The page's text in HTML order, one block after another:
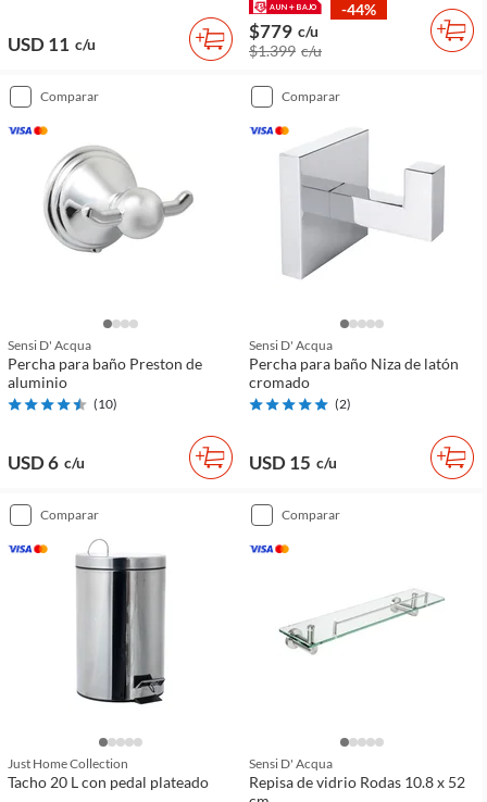
USD 11 c/u
-44%
$779 c/u
$1.399 c/u
comparar
Sensi D' Acqua
Percha para baño Preston de
aluminio
(10)
USD 6 c/u
comparar
Sensi D' Acqua
Percha para baño Niza de latón
cromado
(2)
USD 15 c/u
comparar
Just Home Collection
Tacho 20 L con pedal plateado
comparar
Sensi D' Acqua
Repisa de vidrio Rodas 10.8 x 52